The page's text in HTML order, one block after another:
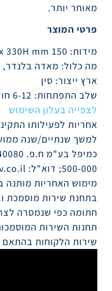
מאוחר יותר.
פרטי המוצר
מידות: 150 D x 150 W x 330H mm
מה כלול: מאדה בלנדר,
ארץ ייצור: סין
שלב התפתחות: 6-12 חודשים
לצפייה בעלון השימוש
אחריות לפעילותו
למשך שנתיים/שנה
500-000; דוא"ל: infochemipal@gav.co.il.
מימוש האחריות מותנה
בתחנת שירות מוסמכת
חתומה כפי שנמסרה
תחנות השירות
שירות הלקוחות